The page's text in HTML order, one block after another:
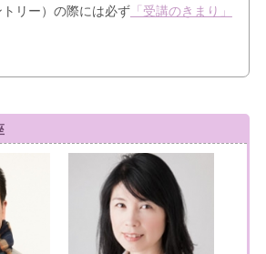
リー）の際には必ず「受講のきまり」